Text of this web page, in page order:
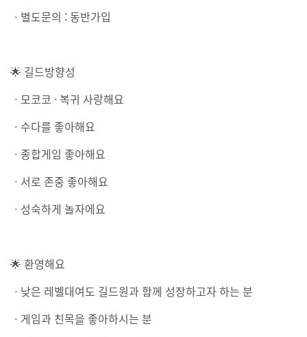
ㆍ별도문의 : 동반가입
🌟 길드방향성
ㆍ모코코 · 복귀 사랑해요
ㆍ수다를 좋아해요
ㆍ종합게임 좋아해요
ㆍ서로 존중 좋아해요
ㆍ성숙하게 놀자에요
🌟 환영해요
ㆍ낮은 레벨대여도 길드원과 함께 성장하고자 하는 분
ㆍ게임과 친목을 좋아하시는 분